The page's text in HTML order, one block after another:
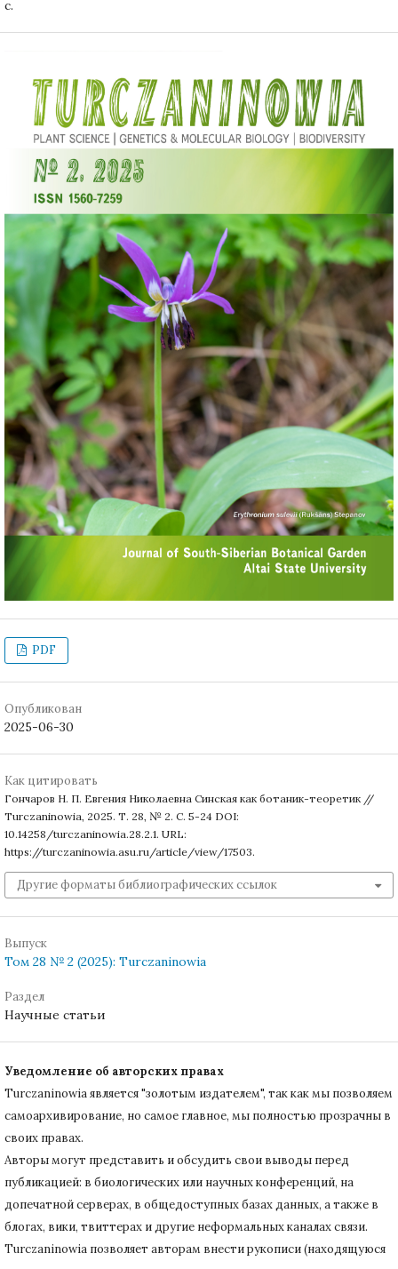
с.
PDF
Опубликован
2025-06-30
Как цитировать
Гончаров Н. П. Евгения Николаевна Синская как ботаник-теоретик //
Turczaninowia, 2025. Т. 28, № 2. С. 5-24 DOI:
10.14258/turczaninowia.28.2.1. URL:
https://turczaninowia.asu.ru/article/view/17503.
Другие форматы библиографических ссылок
Выпуск
Том 28 № 2 (2025): Turczaninowia
Раздел
Научные статьи
Уведомление об авторских правах
Turczaninowiа является "золотым издателем", так как мы позволяем
самоархивирование, но самое главное, мы полностью прозрачны в
своих правах.
Авторы могут представить и обсудить свои выводы перед
публикацией: в биологических или научных конференций, на
допечатной серверах, в общедоступных базах данных, а также в
блогах, вики, твиттерах и другие неформальных каналах связи.
Turczaninowiа позволяет авторам внести рукописи (находящуюся